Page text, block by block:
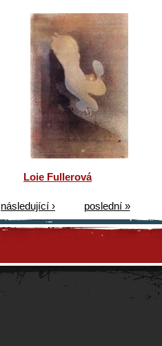
Loie Fullerová
následující › poslední »